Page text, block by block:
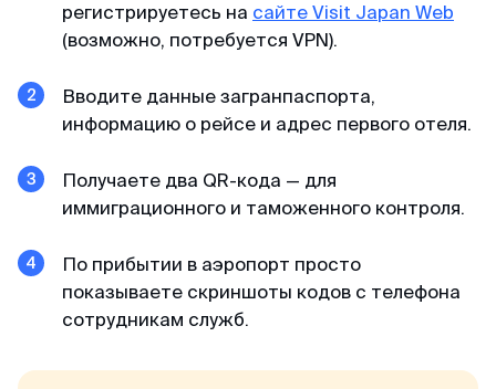
регистрируетесь на сайте Visit Japan Web
(возможно, потребуется VPN).
Вводите данные загранпаспорта,
информацию о рейсе и адрес первого отеля.
Получаете два QR-кода — для
иммиграционного и таможенного контроля.
По прибытии в аэропорт просто
показываете скриншоты кодов с телефона
сотрудникам служб.